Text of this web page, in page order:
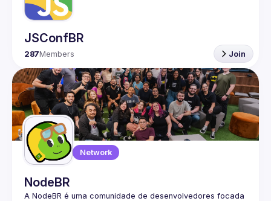
JSConfBR
287Members Join
Network
NodeBR
A NodeBR é uma comunidade de desenvolvedores focada